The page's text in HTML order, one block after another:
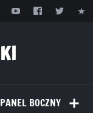
PANEL BOCZNY